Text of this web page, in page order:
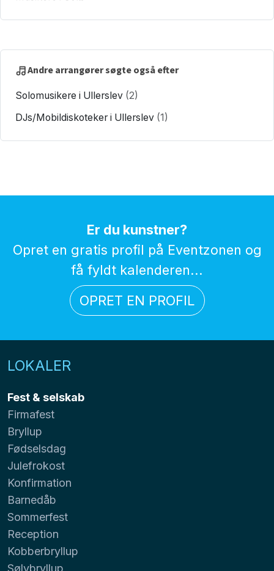
Andre arrangører søgte også efter
Solomusikere i Ullerslev (2)
DJs/Mobildiskoteker i Ullerslev (1)
Er du kunstner?
Opret en gratis profil på Eventzonen og
få fyldt kalenderen...
OPRET EN PROFIL
LOKALER
Fest & selskab
Firmafest
Bryllup
Fødselsdag
Julefrokost
Konfirmation
Barnedåb
Sommerfest
Reception
Kobberbryllup
Sølvbryllup